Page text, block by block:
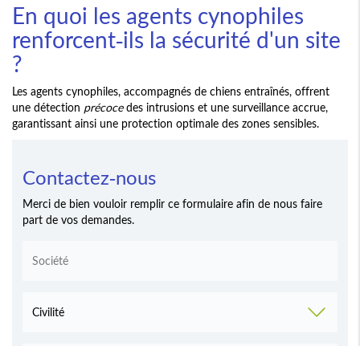
En quoi les agents cynophiles
renforcent-ils la sécurité d'un site
?
Les agents cynophiles, accompagnés de chiens entraînés, offrent
une détection précocedes intrusions et une surveillance accrue,
garantissant ainsi une protection optimale des zones sensibles.
Contactez-nous
Merci de bien vouloir remplir ce formulaire afin de nous faire
part de vos demandes.